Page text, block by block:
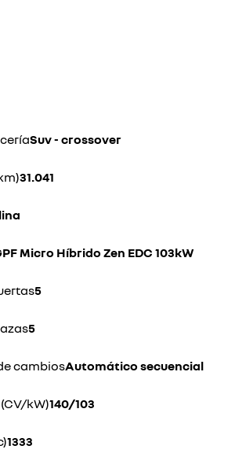
suv - crossover
31.041
Micro Híbrido Zen EDC 103kW
5
5
cambios automático secuencial
kW) 140/103
1333